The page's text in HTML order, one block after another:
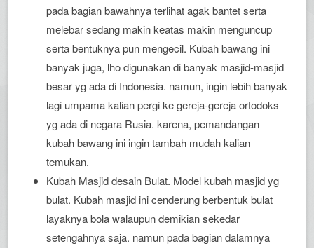
pada bagian bawahnya terlihat agak bantet serta
melebar sedang makin keatas makin menguncup
serta bentuknya pun mengecil. Kubah bawang ini
banyak juga, lho digunakan di banyak masjid-masjid
besar yg ada di Indonesia. namun, ingin lebih banyak
lagi umpama kalian pergi ke gereja-gereja ortodoks
yg ada di negara Rusia. karena, pemandangan
kubah bawang ini ingin tambah mudah kalian
temukan.
Kubah Masjid desain Bulat. Model kubah masjid yg
bulat. Kubah masjid ini cenderung berbentuk bulat
layaknya bola walaupun demikian sekedar
setengahnya saja. namun pada bagian dalamnya